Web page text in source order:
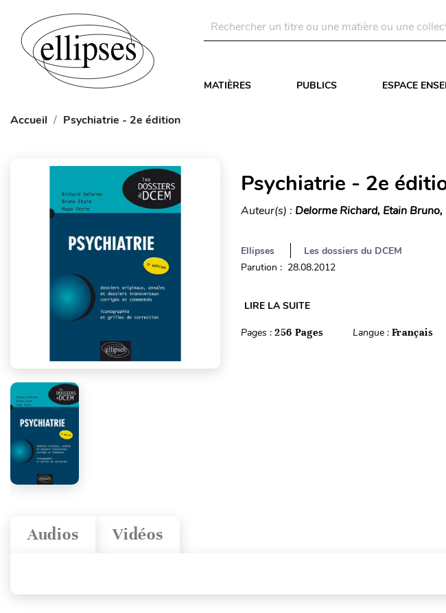
MATIÈRES PUBLICS ESPACE
Accueil Psychiatrie - 2e édition
Psychiatrie - 2e
Auteur(s) : Delorme Richard, Etain
Ellipses
Les dossiers du DCEM
Parution : 28.08.2012
LIRE LA SUITE
Pages : 256 Pages Langue : Français
Vidéos
Audios